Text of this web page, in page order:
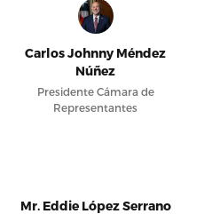
Carlos Johnny Méndez
Núñez
Presidente Cámara de
Representantes
Mr. Eddie López Serrano